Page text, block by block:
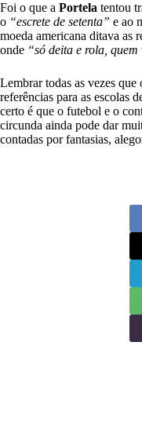
Foi o que a Portela tentou
o “escrete de setenta” e ao
moeda americana ditava as
onde “só deita e rola,
Lembrar todas as vezes que
referências para as escolas
certo é que o futebol e o
circunda ainda pode dar
contadas por fantasias,